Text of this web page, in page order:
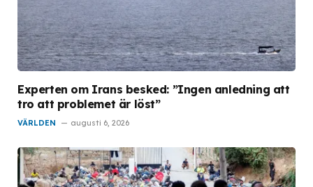
Experten om Irans besked: ”Ingen anledning att
tro att problemet är löst”
VÄRLDEN augusti 6, 2026